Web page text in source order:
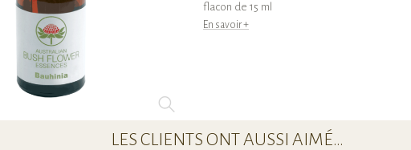
flacon de 15 ml
En savoir +
LES CLIENTS ONT AUSSI AIMÉ…